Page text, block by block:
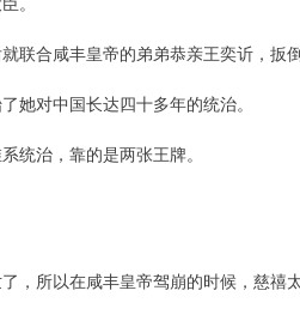
联合咸丰皇帝的弟弟恭亲王奕䜣，扳
她对中国长达四十多年的统治。
统治，靠的是两张王牌。
，所以在咸丰皇帝驾崩的时候，慈禧